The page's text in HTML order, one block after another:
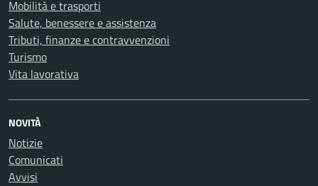
Mobilità e trasporti
Salute, benessere e assistenza
Tributi, finanze e contravvenzioni
Turismo
Vita lavorativa
NOVITÀ
Notizie
Comunicati
Avvisi